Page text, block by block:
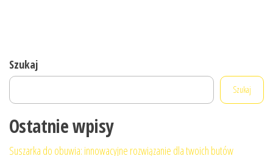
Szukaj
Szukaj
Ostatnie wpisy
Suszarka do obuwia: innowacyjne rozwiązanie dla twoich butów